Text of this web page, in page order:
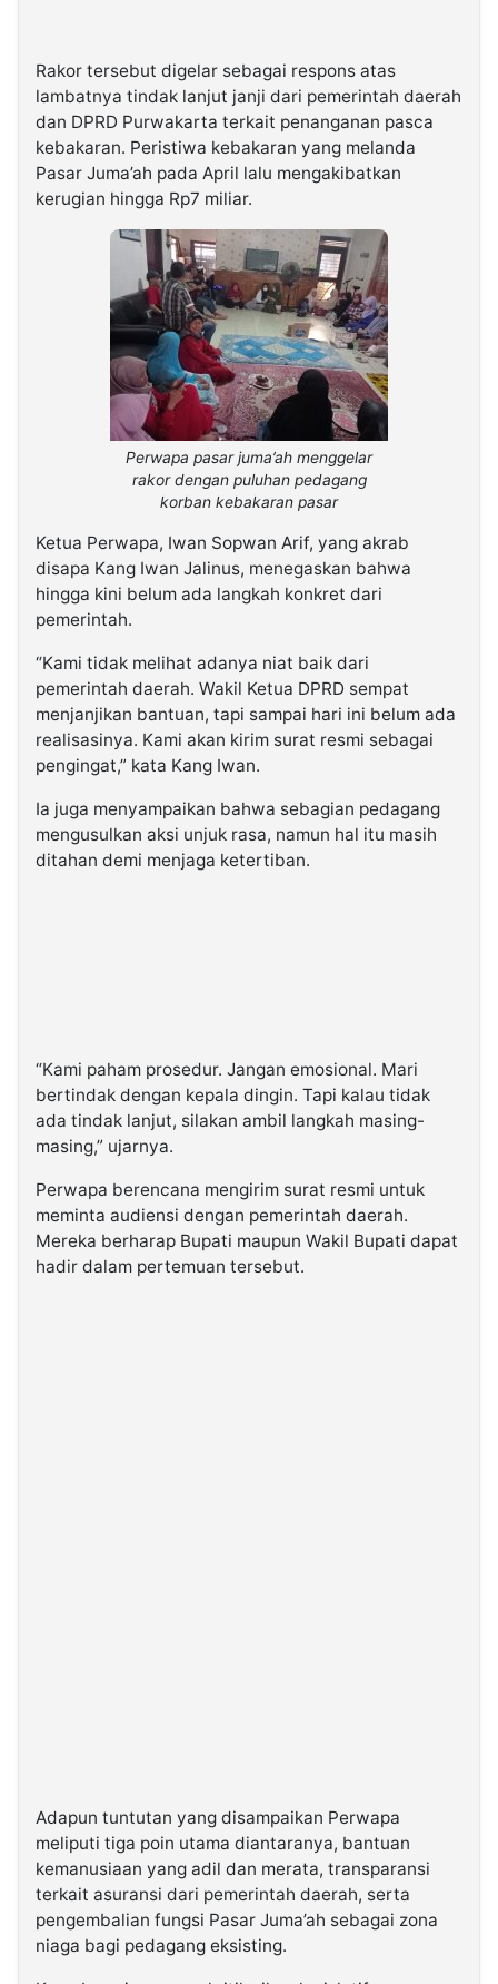
Rakor tersebut digelar sebagai respons atas
lambatnya tindak lanjut janji dari pemerintah daerah
dan DPRD Purwakarta terkait penanganan pasca
kebakaran. Peristiwa kebakaran yang melanda
Pasar Juma’ah pada April lalu mengakibatkan
kerugian hingga Rp7 miliar.
Perwapa pasar juma’ah menggelar
rakor dengan puluhan pedagang
korban kebakaran pasar
Ketua Perwapa, Iwan Sopwan Arif, yang akrab
disapa Kang Iwan Jalinus, menegaskan bahwa
hingga kini belum ada langkah konkret dari
pemerintah.
“Kami tidak melihat adanya niat baik dari
pemerintah daerah. Wakil Ketua DPRD sempat
menjanjikan bantuan, tapi sampai hari ini belum ada
realisasinya. Kami akan kirim surat resmi sebagai
pengingat,” kata Kang Iwan.
Ia juga menyampaikan bahwa sebagian pedagang
mengusulkan aksi unjuk rasa, namun hal itu masih
ditahan demi menjaga ketertiban.
“Kami paham prosedur. Jangan emosional. Mari
bertindak dengan kepala dingin. Tapi kalau tidak
ada tindak lanjut, silakan ambil langkah masing-
masing,” ujarnya.
Perwapa berencana mengirim surat resmi untuk
meminta audiensi dengan pemerintah daerah.
Mereka berharap Bupati maupun Wakil Bupati dapat
hadir dalam pertemuan tersebut.
Adapun tuntutan yang disampaikan Perwapa
meliputi tiga poin utama diantaranya, bantuan
kemanusiaan yang adil dan merata, transparansi
terkait asuransi dari pemerintah daerah, serta
pengembalian fungsi Pasar Juma’ah sebagai zona
niaga bagi pedagang eksisting.